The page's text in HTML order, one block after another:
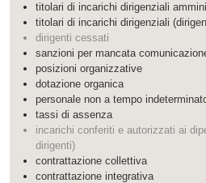
titolari di incarichi dirigenziali
titolari di incarichi dirigenziali
dirigenti cessati
sanzioni per mancata
posizioni organizzative
dotazione organica
personale non a tempo
tassi di assenza
incarichi conferiti e autorizzati ai
dirigenti)
contrattazione collettiva
contrattazione integrativa